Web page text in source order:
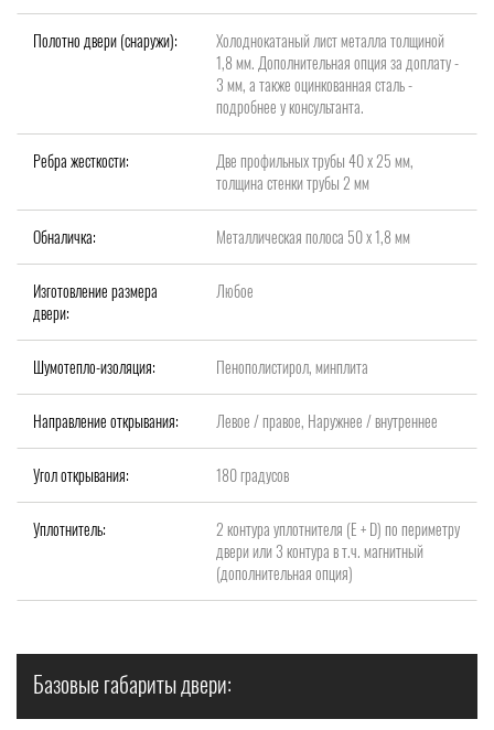
Полотно двери (снаружи):
Холоднокатаный лист металла толщиной
1,8 мм. Дополнительная опция за доплату -
3 мм, а также оцинкованная сталь -
подробнее у консультанта.
Ребра жесткости:
Две профильных трубы 40 х 25 мм,
толщина стенки трубы 2 мм
Обналичка: Металлическая полоса 50 х 1,8 мм
Изготовление размера
двери:
Любое
Шумотепло-изоляция: Пенополистирол, минплита
Направление открывания: Левое / правое, Наружнее / внутреннее
Угол открывания: 180 градусов
Уплотнитель:
2 контура уплотнителя (Е + D) по периметру
двери или 3 контура в т.ч. магнитный
(дополнительная опция)
Базовые габариты двери: